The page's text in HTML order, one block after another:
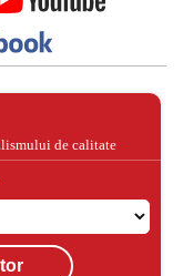
de calitate